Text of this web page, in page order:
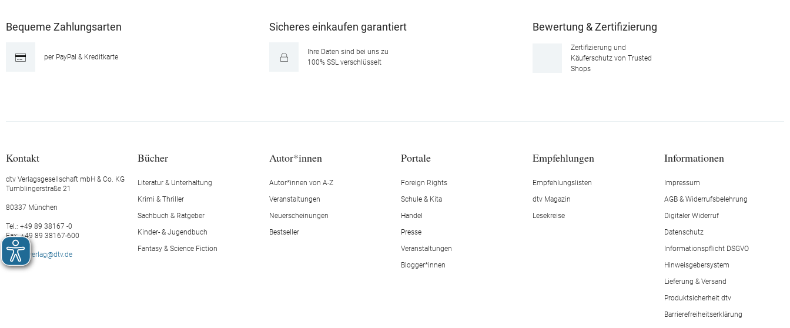
Bequeme Zahlungsarten
per PayPal & Kreditkarte
Sicheres einkaufen garantiert
Ihre Daten sind bei uns zu
100% SSL verschlüsselt
Bewertung & Zertifizierung
Zertifizierung und
Käuferschutz von Trusted
Shops
Kontakt
dtv Verlagsgesellschaft mbH & Co. KG
Tumblingerstraße 21
80337 München
Tel.: +49 89 38167 -0
Fax: +49 89 38167-600
E-Mail: verlag@dtv.de
Bücher
Literatur & Unterhaltung
Krimi & Thriller
Sachbuch & Ratgeber
Kinder- & Jugendbuch
Fantasy & Science Fiction
Autor*innen
Autor*innen von A-Z
Veranstaltungen
Neuerscheinungen
Bestseller
Portale
Foreign Rights
Schule & Kita
Handel
Presse
Veranstaltungen
Blogger*innen
Empfehlungen
Empfehlungslisten
dtv Magazin
Lesekreise
Informationen
Impressum
AGB & Widerrufsbelehrung
Digitaler Widerruf
Datenschutz
Informationspflicht DSGVO
Hinweisgebersystem
Lieferung & Versand
Produktsicherheit dtv
Barrierefreiheitserklärung